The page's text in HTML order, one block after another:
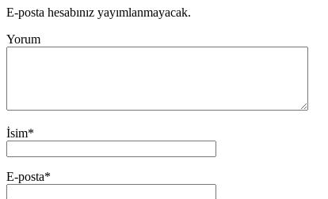
E-posta hesabınız yayımlanmayacak.
Yorum
İsim*
E-posta*